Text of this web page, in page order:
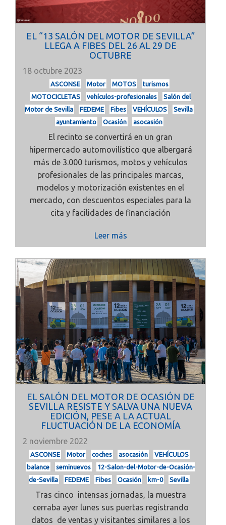
EL “13 SALÓN DEL MOTOR DE SEVILLA”
LLEGA A FIBES DEL 26 AL 29 DE
OCTUBRE
18 octubre 2023
ASCONSE Motor MOTOS
turismos
MOTOCICLETAS
vehículos-profesionales
Salón del
Motor de Sevilla
FEDEME Fibes VEHÍCULOS
Sevilla
ayuntamiento
Ocasión asocasión
El recinto se convertirá en un gran
hipermercado automovilístico que albergará
más de 3.000 turismos, motos y vehículos
profesionales de las principales marcas,
modelos y motorización existentes en el
mercado, con descuentos especiales para la
cita y facilidades de financiación
Leer más
EL SALÓN DEL MOTOR DE OCASIÓN DE
SEVILLA RESISTE Y SALVA UNA NUEVA
EDICIÓN, PESE A LA ACTUAL
FLUCTUACIÓN DE LA ECONOMÍA
2 noviembre 2022
ASCONSE Motor coches asocasión
VEHÍCULOS
balance
seminuevos
12-Salon-del-Motor-de-Ocasión-
de-Sevilla
FEDEME Fibes Ocasión km-0 Sevilla
Tras cinco intensas jornadas, la muestra
cerraba ayer lunes sus puertas registrando
datos de ventas y visitantes similares a los